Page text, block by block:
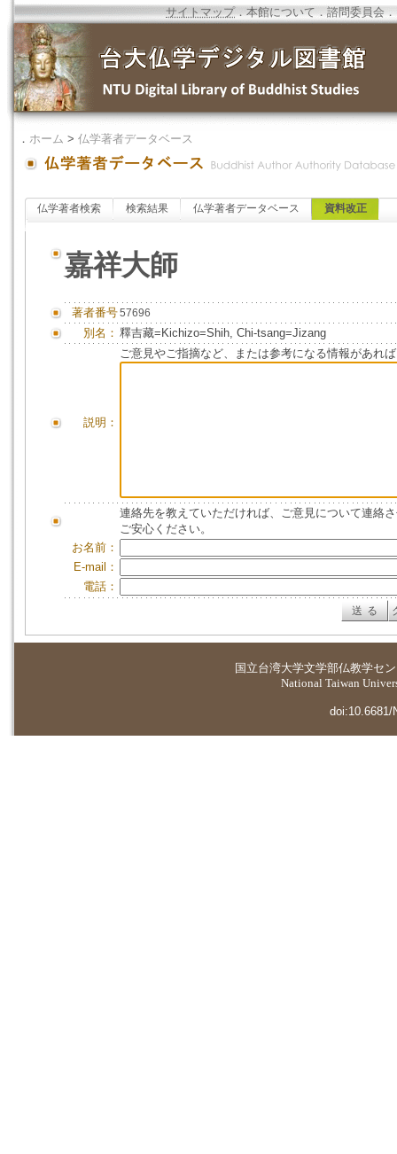
サイトマップ．本館について ．諮問委員会 ．
． ホーム > 仏学著者データベース
仏学著者検索 検索結果 仏学著者データベース 資料改正
嘉祥大師
著者番号57696
別名： 釋吉藏=Kichizo=Shih, Chi-tsang=Jizang
説明：
ご意見やご指摘など、または参考になる情報があれ
連絡先を教えていただければ、ご意見について連絡
ご安心ください。
お名前：
E-mail：
電話：
国立台湾大学文学部仏教学セ
National Taiwan
doi:10.6681/